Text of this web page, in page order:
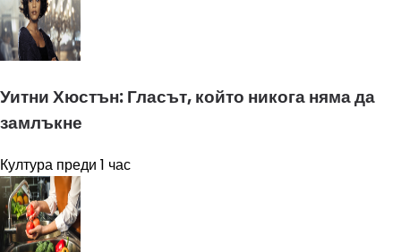
Уитни Хюстън: Гласът, който никога няма да
замлъкне
Култура преди 1 час